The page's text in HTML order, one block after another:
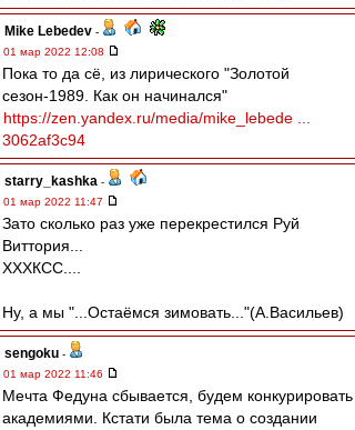
Mike Lebedev -
01 мар 2022 12:08
Пока то да сё, из лирического "Золотой
сезон-1989. Как он начинался"
https://zen.yandex.ru/media/mike_lebede ...
3062af3c94
starry_kashka -
01 мар 2022 11:47
Зато сколько раз уже перекрестился Руй
Виттория...
ХХХКСС....
Ну, а мы "...Остаёмся зимовать..."(А.Васильев)
sengoku -
01 мар 2022 11:46
Мечта Федуна сбывается, будем конкурировать
академиями. Кстати была тема о создании